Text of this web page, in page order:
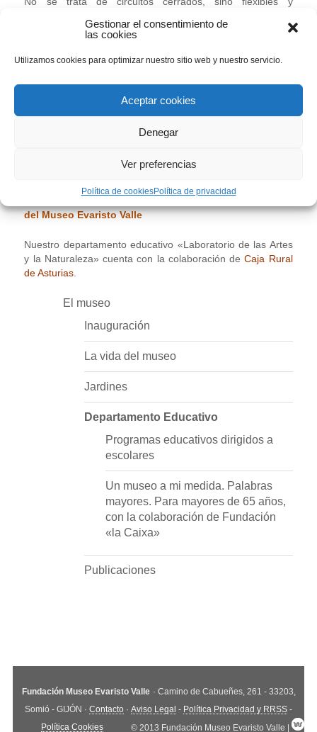
Gestionar el consentimiento de
las cookies
Utilizamos cookies para optimizar nuestro sitio web y nuestro servicio.
Aceptar cookies
Denegar
Ver preferencias
Política de cookiesPolítica de privacidad
pueden realizar los Circuitos de Arte y Naturaleza
trabajando en el aula, por ejemplo, el color, el carnaval, el
exposición temporal de interés para el alumnado.
Desde el museo estaremos encantados de trabajar juntos,
para que nuestros programas didácticos encajen dentro de
sus programaciones.a expresarnos, para analizar, para
arte y la naturaleza, vivir una experiencia única.
del Museo Evaristo Valle
Nuestro departamento educativo «Laboratorio de las Artes
y la Naturaleza» cuenta con la colaboración deCaja Rural
de Asturias
El museo
Inauguración
La vida del museo
Jardines
Departamento Educativo
Programas educativos dirigidos a
escolares
Un museo a mi medida. Palabras
mayores. Para mayores de 65 años,
con la colaboración de Fundación
«la Caixa»
Publicaciones
Fundación Museo Evaristo Valle · Camino de Cabueñes, 261 - 33203,
Somió - GIJÓN · Contacto · Aviso Legal - Política Privacidad y RRSS -
Política Cookies © 2013 Fundación Museo Evaristo Valle |